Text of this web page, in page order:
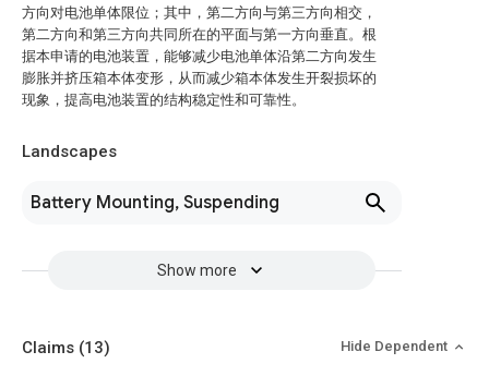
方向对电池单体限位；其中，第二方向与第三方向相交，
第二方向和第三方向共同所在的平面与第一方向垂直。根
据本申请的电池装置，能够减少电池单体沿第二方向发生
膨胀并挤压箱本体变形，从而减少箱本体发生开裂损坏的
现象，提高电池装置的结构稳定性和可靠性。
Landscapes
Battery Mounting, Suspending
Show more
Claims (13) Hide Dependent